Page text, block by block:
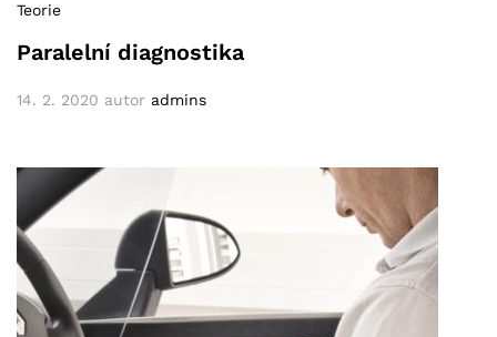
Teorie
Paralelní diagnostika
14. 2. 2020 autor admins